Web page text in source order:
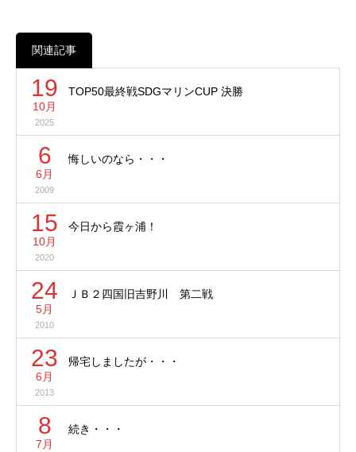
関連記事
19
10月
2025
TOP50最終戦SDGマリンCUP 決勝
6
6月
2009
悔しいのなら・・・
15
10月
2020
今日から霞ヶ浦！
24
5月
2010
ＪＢ２四国旧吉野川 第二戦
23
6月
2013
帰宅しましたが・・・
8
7月
続き・・・